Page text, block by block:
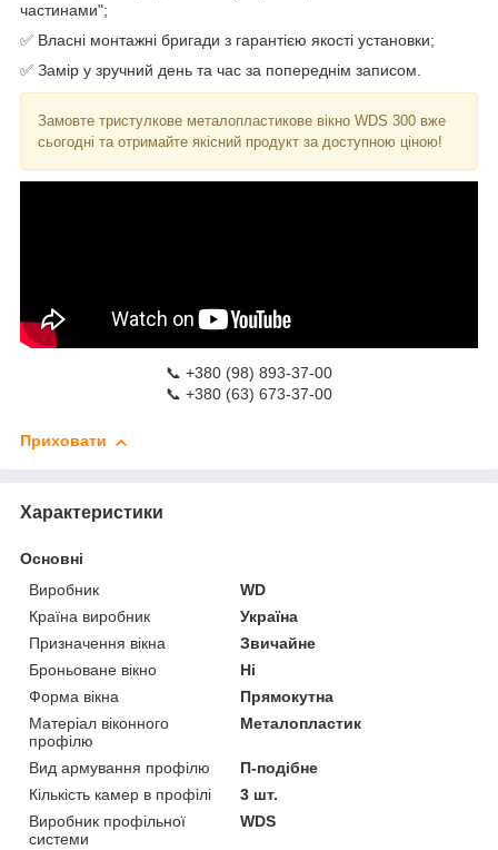
частинами";
✅ Власні монтажні бригади з гарантією якості установки;
✅ Замір у зручний день та час за попереднім записом.
Замовте тристулкове металопластикове вікно WDS 300 вже
сьогодні та отримайте якісний продукт за доступною ціною!
📞 +380 (98) 893-37-00
📞 +380 (63) 673-37-00
Приховати
Характеристики
Основні
Виробник
WD
Країна виробник
Україна
Призначення вікна
Звичайне
Броньоване вікно
Ні
Форма вікна
Прямокутна
Матеріал віконного
профілю
Металопластик
Вид армування профілю
П-подібне
Кількість камер в профілі
3 шт.
Виробник профільної
системи
WDS